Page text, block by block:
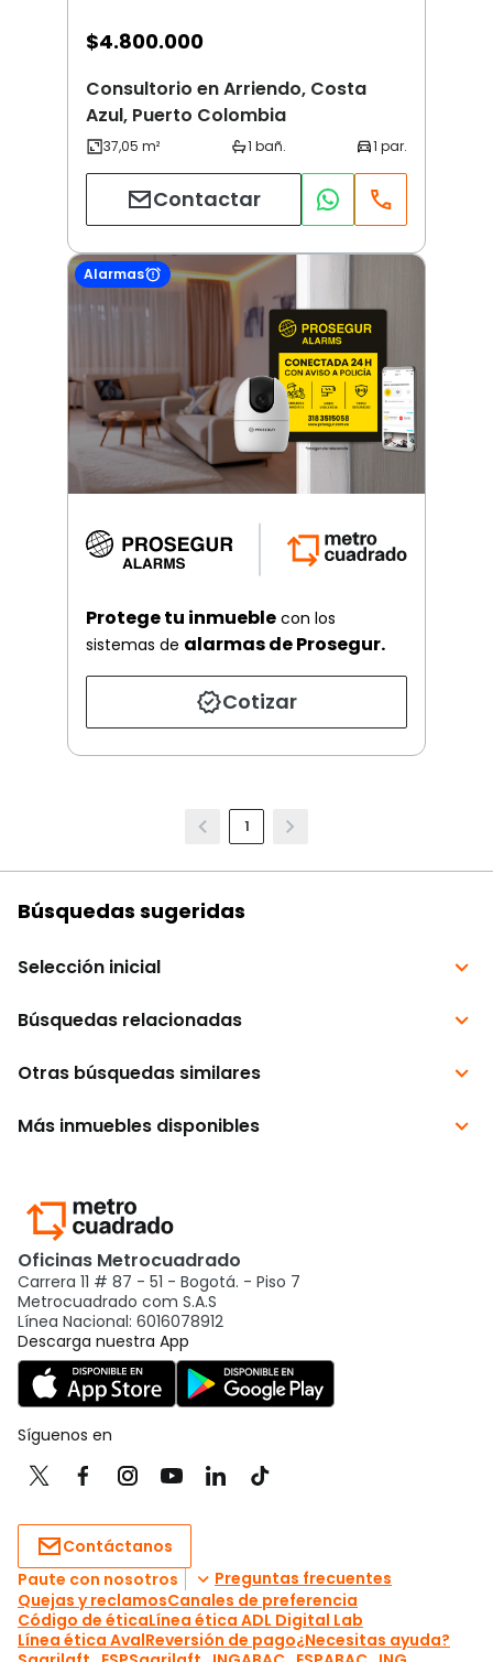
$4.800.000
Consultorio en Arriendo, Costa
Azul, Puerto Colombia
Contactar
Alarmas
Protege tu inmueble con los
sistemas de alarmas de Prosegur.
Cotizar
1